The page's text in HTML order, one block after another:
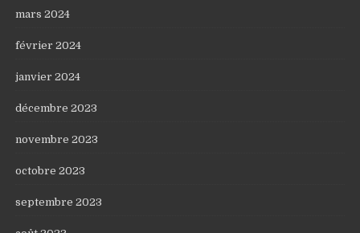
mars 2024
février 2024
janvier 2024
décembre 2023
novembre 2023
octobre 2023
septembre 2023